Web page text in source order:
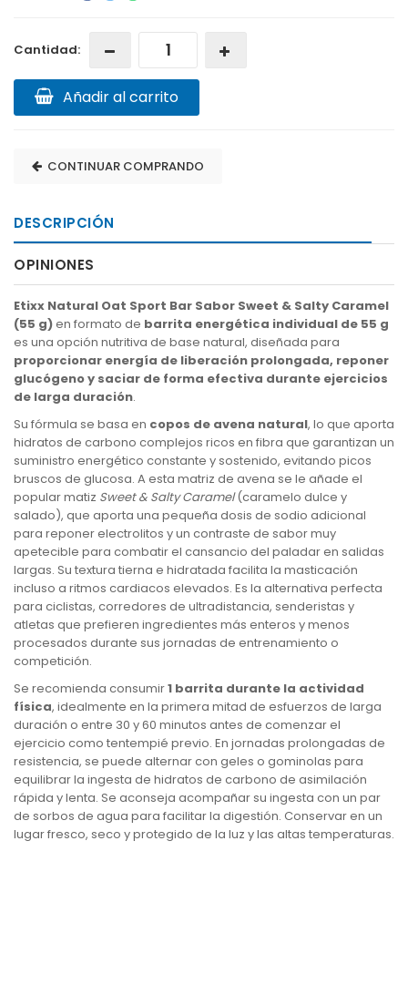
Cantidad:
Añadir al carrito
CONTINUAR COMPRANDO
DESCRIPCIÓN
OPINIONES
Etixx Natural Oat Sport Bar Sabor Sweet & Salty Caramel
(55 g)en formato de barrita energética individual de 55 g
es una opción nutritiva de base natural, diseñada para
proporcionar energía de liberación prolongada, reponer
glucógeno y saciar de forma efectiva durante ejercicios
de larga duración.
Su fórmula se basa en copos de avena natural, lo que aporta
hidratos de carbono complejos ricos en fibra que garantizan un
suministro energético constante y sostenido, evitando picos
bruscos de glucosa. A esta matriz de avena se le añade el
popular matiz Sweet & Salty Caramel(caramelo dulce y
salado), que aporta una pequeña dosis de sodio adicional
para reponer electrolitos y un contraste de sabor muy
apetecible para combatir el cansancio del paladar en salidas
largas. Su textura tierna e hidratada facilita la masticación
incluso a ritmos cardiacos elevados. Es la alternativa perfecta
para ciclistas, corredores de ultradistancia, senderistas y
atletas que prefieren ingredientes más enteros y menos
procesados durante sus jornadas de entrenamiento o
competición.
Se recomienda consumir1 barrita durante la actividad
física, idealmente en la primera mitad de esfuerzos de larga
duración o entre 30 y 60 minutos antes de comenzar el
ejercicio como tentempié previo. En jornadas prolongadas de
resistencia, se puede alternar con geles o gominolas para
equilibrar la ingesta de hidratos de carbono de asimilación
rápida y lenta. Se aconseja acompañar su ingesta con un par
de sorbos de agua para facilitar la digestión. Conservar en un
lugar fresco, seco y protegido de la luz y las altas temperaturas.